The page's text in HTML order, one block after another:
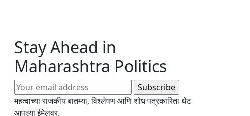
Stay Ahead in
Maharashtra Politics
महत्वाच्या राजकीय बातम्या, विश्लेषण आणि शोध पत्रकारिता थेट
आपल्या ईमेलवर.